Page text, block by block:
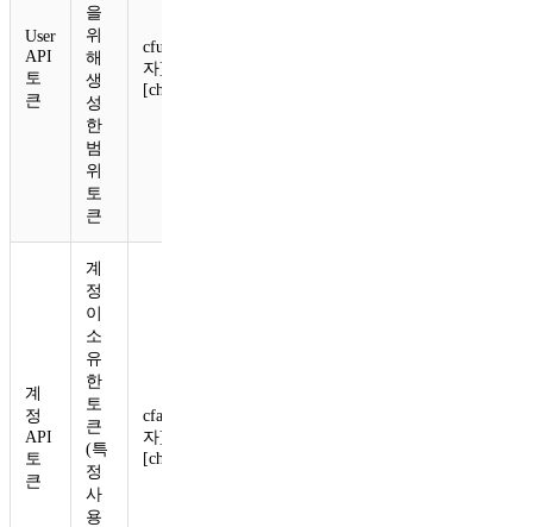
User
API
토
큰
을
위
해
생
성
한
범
위
토
큰
cfut_[40
자]
[checksum]
계
정
API
토
큰
계
정
이
소
유
한
토
큰
(특
정
사
용
cfat_[40
자]
[checksum]